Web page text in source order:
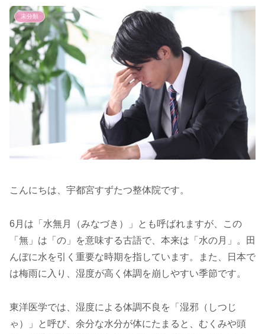
未分類
こんにちは、宇都宮すずたつ整体院です。
6月は「水無月（みなづき）」とも呼ばれますが、この
「無」は「の」を意味する古語で、本来は「水の月」。田
んぼに水を引く重要な時期を指しています。また、日本で
は梅雨に入り、湿度が高く体調を崩しやすい季節です。
東洋医学では、湿度による体調不良を「湿邪（しつじ
ゃ）」と呼び、余分な水分が体にたまると、むくみや頭